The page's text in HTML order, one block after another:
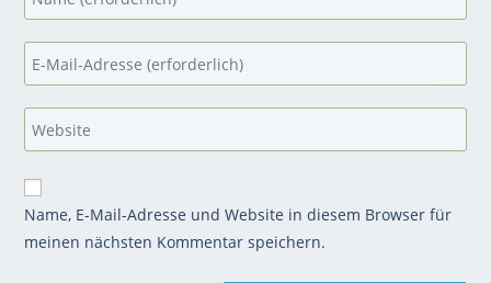
Name, E-Mail-Adresse und Website in diesem Browser für
meinen nächsten Kommentar speichern.